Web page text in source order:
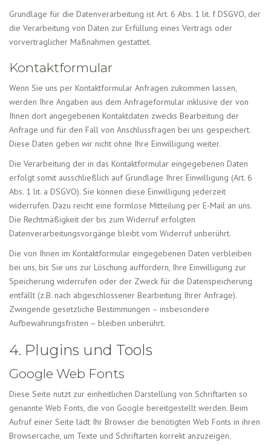
Grundlage für die Datenverarbeitung ist Art. 6 Abs. 1 lit. f DSGVO, der
die Verarbeitung von Daten zur Erfüllung eines Vertrags oder
vorvertraglicher Maßnahmen gestattet.
Kontaktformular
Wenn Sie uns per Kontaktformular Anfragen zukommen lassen,
werden Ihre Angaben aus dem Anfrageformular inklusive der von
Ihnen dort angegebenen Kontaktdaten zwecks Bearbeitung der
Anfrage und für den Fall von Anschlussfragen bei uns gespeichert.
Diese Daten geben wir nicht ohne Ihre Einwilligung weiter.
Die Verarbeitung der in das Kontaktformular eingegebenen Daten
erfolgt somit ausschließlich auf Grundlage Ihrer Einwilligung (Art. 6
Abs. 1 lit. a DSGVO). Sie können diese Einwilligung jederzeit
widerrufen. Dazu reicht eine formlose Mitteilung per E-Mail an uns.
Die Rechtmäßigkeit der bis zum Widerruf erfolgten
Datenverarbeitungsvorgänge bleibt vom Widerruf unberührt.
Die von Ihnen im Kontaktformular eingegebenen Daten verbleiben
bei uns, bis Sie uns zur Löschung auffordern, Ihre Einwilligung zur
Speicherung widerrufen oder der Zweck für die Datenspeicherung
entfällt (z.B. nach abgeschlossener Bearbeitung Ihrer Anfrage).
Zwingende gesetzliche Bestimmungen – insbesondere
Aufbewahrungsfristen – bleiben unberührt.
4. Plugins und Tools
Google Web Fonts
Diese Seite nutzt zur einheitlichen Darstellung von Schriftarten so
genannte Web Fonts, die von Google bereitgestellt werden. Beim
Aufruf einer Seite lädt Ihr Browser die benötigten Web Fonts in ihren
Browsercache, um Texte und Schriftarten korrekt anzuzeigen.